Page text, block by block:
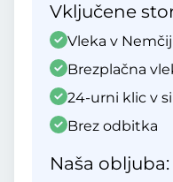
Vključene
Vleka v
Brezplačna
24-urni klic v
Brez odbitka
Naša obljuba: